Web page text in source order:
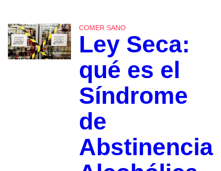
COMER SANO
Ley Seca:
qué es el
Síndrome
de
Abstinencia